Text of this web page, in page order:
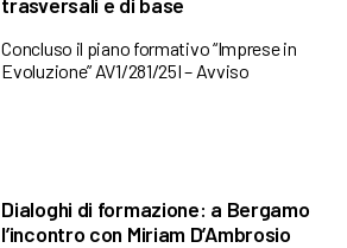
trasversali e di base
Concluso il piano formativo “Imprese in
Evoluzione” AV1/281/25I – Avviso
Dialoghi di formazione: a Bergamo
l’incontro con Miriam D’Ambrosio